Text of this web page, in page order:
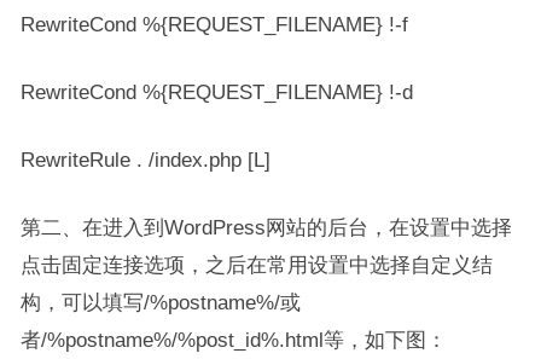
RewriteCond %{REQUEST_FILENAME} !-f
RewriteCond %{REQUEST_FILENAME} !-d
RewriteRule . /index.php [L]
第二、在进入到WordPress网站的后台，在设置中选择
点击固定连接选项，之后在常用设置中选择自定义结
构，可以填写/%postname%/或
者/%postname%/%post_id%.html等，如下图：